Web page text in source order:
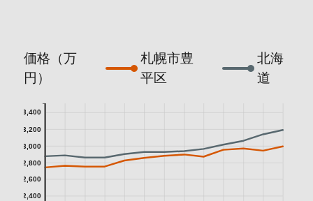
価格（万
円）
札幌市豊
平区
北海
道
2,400
2,600
2,800
3,000
3,200
3,400